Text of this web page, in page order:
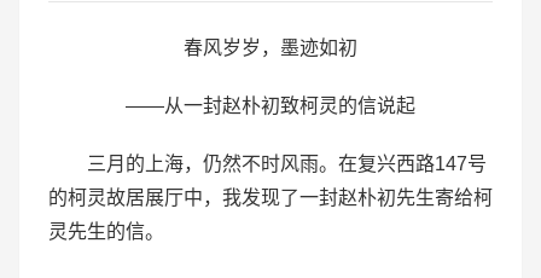
春风岁岁，墨迹如初
——从一封赵朴初致柯灵的信说起
三月的上海，仍然不时风雨。在复兴西路147号
的柯灵故居展厅中，我发现了一封赵朴初先生寄给柯
灵先生的信。